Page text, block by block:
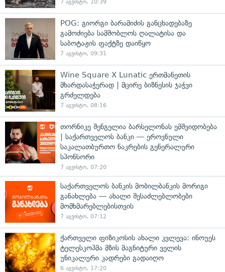
7 აგვისტო, 10:39
POG: გიორგი ბარამიძის განცხადებაზე
გამოძიება სამშობლოს ღალატისა და
საბოტაჟის ფაქტზე დაიწყო
7 აგვისტო, 09:31
Wine Square X Lunatic ერთმანეთის
მხარდასაჭერად | მცირე ბიზნესის ჯაჭვი
გრძელდება
7 აგვისტო, 08:16
თორნიკე შენგელია ბარსელონას ემშვიდობება
| საქართველოს ბანკი — ეროვნული
საკალათბურთო ნაკრების გენერალური
სპონსორი
7 აგვისტო, 07:20
საქართველოს ბანკის მობილბანკის მორიგი
განახლება — ახალი შესაძლებლობები
მომხმარებლებისთვის
7 აგვისტო, 07:12
ქართველი ფიზიკოსის ახალი კვლევა: ინოუეს
ტელესკოპმა მზის მაგნიტური ველის
უნიკალური კადრები გადაიღო
6 აგვისტო, 17:20